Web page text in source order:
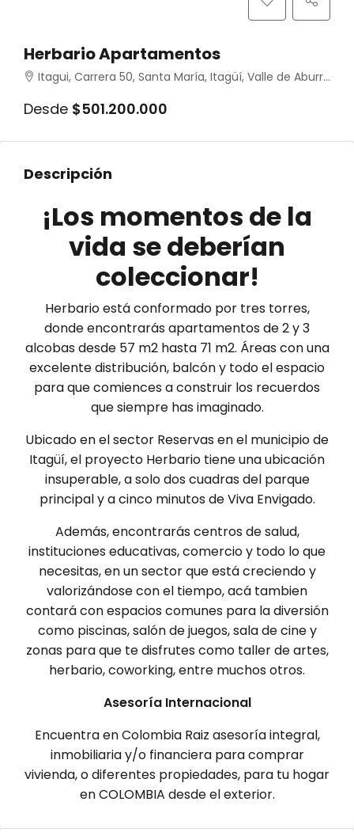
Herbario Apartamentos
Itagui, Carrera 50, Santa María, Itagüí, Valle de Aburrá, Antioquia, RAP del Agua y la Montaña, 055412, Colombia
Desde $501.200.000
Descripción
¡Los momentos de la
vida se deberían
coleccionar!
Herbario está conformado por tres torres,
donde encontrarás apartamentos de 2 y 3
alcobas desde 57 m2 hasta 71 m2. Áreas con una
excelente distribución, balcón y todo el espacio
para que comiences a construir los recuerdos
que siempre has imaginado.
Ubicado en el sector Reservas en el municipio de
Itagüí, el proyecto Herbario tiene una ubicación
insuperable, a solo dos cuadras del parque
principal y a cinco minutos de Viva Envigado.
Además, encontrarás centros de salud,
instituciones educativas, comercio y todo lo que
necesitas, en un sector que está creciendo y
valorizándose con el tiempo, acá tambien
contará con espacios comunes para la diversión
como piscinas, salón de juegos, sala de cine y
zonas para que te disfrutes como taller de artes,
herbario, coworking, entre muchos otros.
Asesoría Internacional
Encuentra en Colombia Raiz asesoría integral,
inmobiliaria y/o financiera para comprar
vivienda, o diferentes propiedades, para tu hogar
en COLOMBIA desde el exterior.